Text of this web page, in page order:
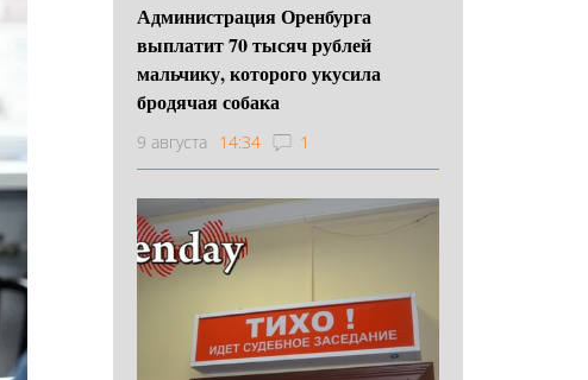
Администрация Оренбурга
выплатит 70 тысяч рублей
мальчику, которого укусила
бродячая собака
9 августа 14:34 1